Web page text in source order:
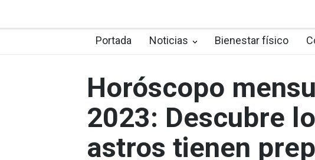
Portada Noticias Bienestar físico
Horóscopo
2023: Descubre
astros tienen